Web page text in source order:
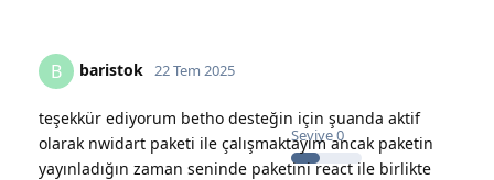
B baristok
Seviye0
22 Tem 2025
teşekkür ediyorum betho desteğin için şuanda aktif
olarak nwidart paketi ile çalışmaktayım ancak paketin
yayınladığın zaman seninde paketini react ile birlikte